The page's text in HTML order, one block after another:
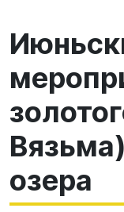
озера